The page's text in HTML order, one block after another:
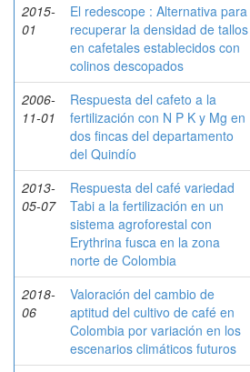
2015-
01
El redescope : Alternativa para
recuperar la densidad de tallos
en cafetales establecidos con
colinos descopados
2006-
11-01
Respuesta del cafeto a la
fertilización con N P K y Mg en
dos fincas del departamento
del Quindío
2013-
05-07
Respuesta del café variedad
Tabi a la fertilización en un
sistema agroforestal con
Erythrina fusca en la zona
norte de Colombia
2018-
06
Valoración del cambio de
aptitud del cultivo de café en
Colombia por variación en los
escenarios climáticos futuros